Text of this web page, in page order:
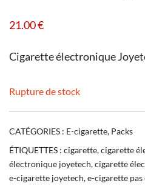
21.00€
Cigarette électronique
Rupture de stock
CATÉGORIES : E-cigarette, Packs
ÉTIQUETTES : cigarette,cigarette
électronique joyetech,cigarette
e-cigarette joyetech,e-cigarette pas